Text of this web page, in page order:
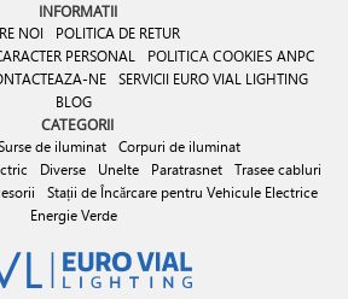
INFORMATII
NOI
POLITICA DE RETUR
PERSONAL
POLITICA COOKIES ANPC
NE SERVICII EURO VIAL LIGHTING
BLOG
CATEGORII
de iluminat
Corpuri de iluminat
Diverse Unelte Paratrasnet
Trasee cabluri
Stații de Încărcare pentru Vehicule Electrice
Energie Verde